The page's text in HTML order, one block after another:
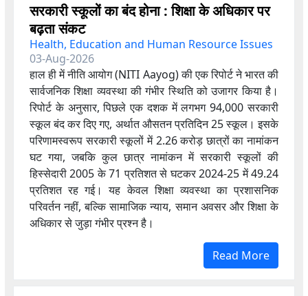
सरकारी स्कूलों का बंद होना : शिक्षा के अधिकार पर
बढ़ता संकट
Health, Education and Human Resource Issues
03-Aug-2026
हाल ही में नीति आयोग (NITI Aayog) की एक रिपोर्ट ने भारत की
सार्वजनिक शिक्षा व्यवस्था की गंभीर स्थिति को उजागर किया है।
रिपोर्ट के अनुसार, पिछले एक दशक में लगभग 94,000 सरकारी
स्कूल बंद कर दिए गए, अर्थात औसतन प्रतिदिन 25 स्कूल। इसके
परिणामस्वरूप सरकारी स्कूलों में 2.26 करोड़ छात्रों का नामांकन
घट गया, जबकि कुल छात्र नामांकन में सरकारी स्कूलों की
हिस्सेदारी 2005 के 71 प्रतिशत से घटकर 2024-25 में 49.24
प्रतिशत रह गई। यह केवल शिक्षा व्यवस्था का प्रशासनिक
परिवर्तन नहीं, बल्कि सामाजिक न्याय, समान अवसर और शिक्षा के
अधिकार से जुड़ा गंभीर प्रश्न है।
Read More